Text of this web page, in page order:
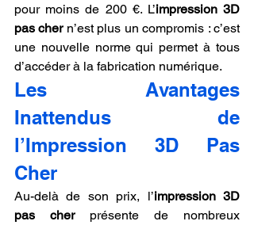
pour moins de 200 €. L’impression 3D
pas cher n’est plus un compromis : c’est
une nouvelle norme qui permet à tous
d’accéder à la fabrication numérique.
Les Avantages
Inattendus de
l’Impression 3D Pas
Cher
Au-delà de son prix, l’impression 3D
pas cher présente de nombreux